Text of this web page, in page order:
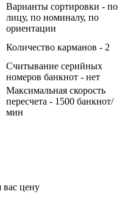
Варианты сортировки - по
лицу, по номиналу, по
ориентации
Количество карманов - 2
Считывание серийных
номеров банкнот - нет
Максимальная скорость
пересчета - 1500 банкнот/
мин
цену